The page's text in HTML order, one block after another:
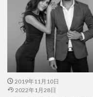
2019年11月10日
2022年1月28日